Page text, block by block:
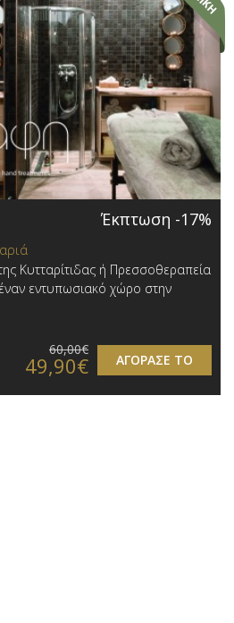
Έκπτωση -17%
Κυτταρίτιδας ή Πρεσσοθεραπεία
εντυπωσιακό χώρο στην
ΑΓΟΡΑΣΕ ΤΟ
60,00€
49,90€